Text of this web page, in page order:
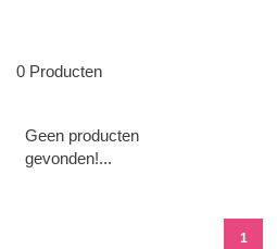
0 Producten
Geen producten
gevonden!...
1